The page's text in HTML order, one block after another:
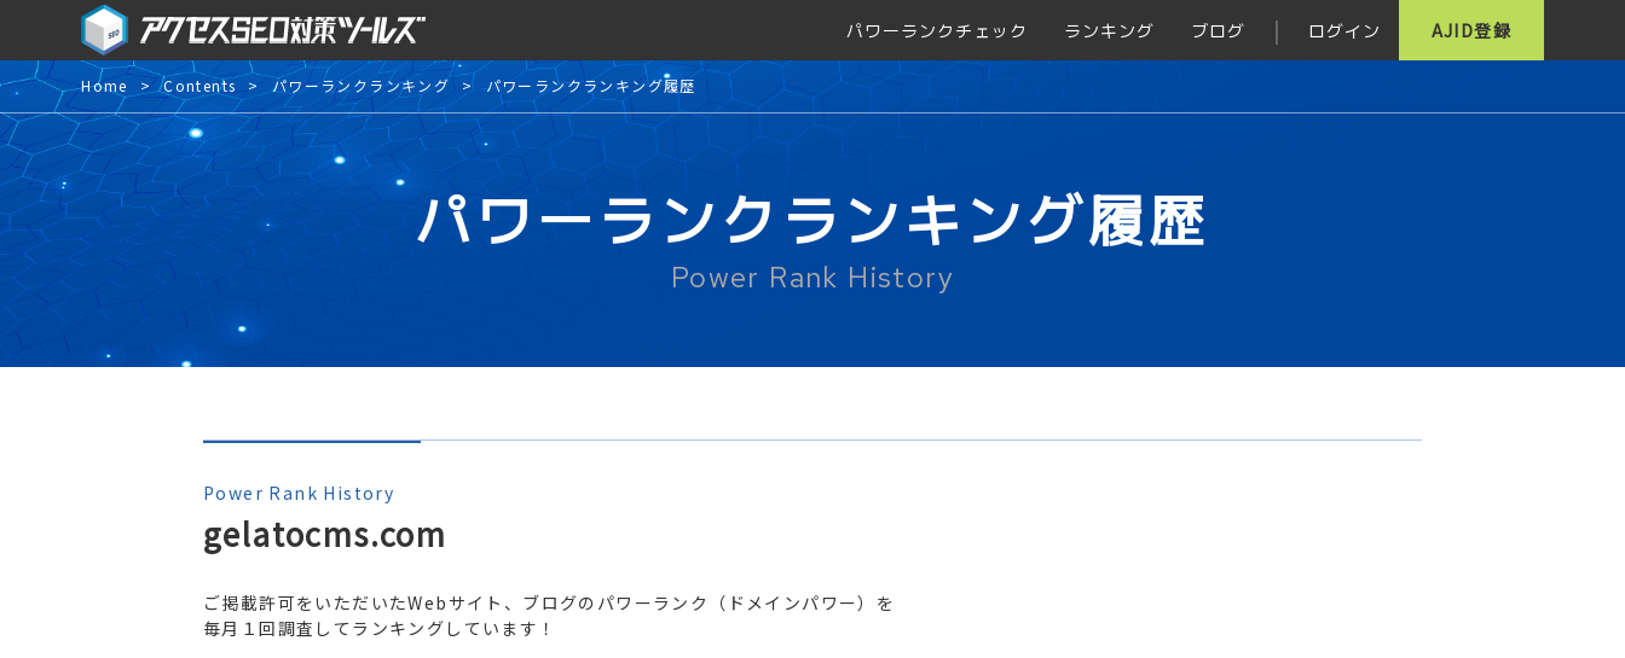
パワーランクチェック ランキング ブログ ログイン AJID登録
Home Contents パワーランクランキング パワーランクランキング履歴
パワーランクランキング履歴
Power Rank History
Power Rank History
gelatocms.com
ご掲載許可をいただいたWebサイト、ブログのパワーランク（ドメインパワー）を
毎月１回調査してランキングしています！